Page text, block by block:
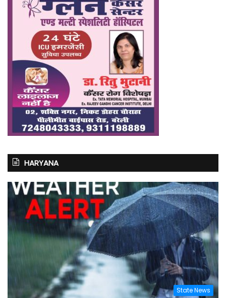
HARYANA
State News